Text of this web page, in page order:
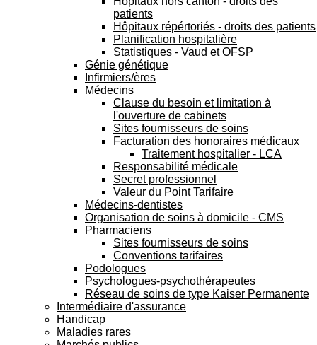
patients
Hôpitaux répértoriés - droits des patients
Planification hospitalière
Statistiques - Vaud et OFSP
Génie génétique
Infirmiers/ères
Médecins
Clause du besoin et limitation à
l'ouverture de cabinets
Sites fournisseurs de soins
Facturation des honoraires médicaux
Traitement hospitalier - LCA
Responsabilité médicale
Secret professionnel
Valeur du Point Tarifaire
Médecins-dentistes
Organisation de soins à domicile - CMS
Pharmaciens
Sites fournisseurs de soins
Conventions tarifaires
Podologues
Psychologues-psychothérapeutes
Réseau de soins de type Kaiser Permanente
Intermédiaire d'assurance
Handicap
Maladies rares